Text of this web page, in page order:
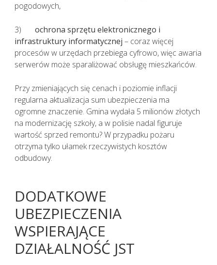
pogodowych,
3) ochrona sprzętu elektronicznego i
infrastruktury informatycznej – coraz więcej
procesów w urzędach przebiega cyfrowo, więc awaria
serwerów może sparaliżować obsługę mieszkańców.
Przy zmieniających się cenach i poziomie inflacji
regularna aktualizacja sum ubezpieczenia ma
ogromne znaczenie. Gmina wydała 5 milionów złotych
na modernizację szkoły, a w polisie nadal figuruje
wartość sprzed remontu? W przypadku pożaru
otrzyma tylko ułamek rzeczywistych kosztów
odbudowy.
DODATKOWE
UBEZPIECZENIA
WSPIERAJĄCE
DZIAŁALNOŚĆ JST